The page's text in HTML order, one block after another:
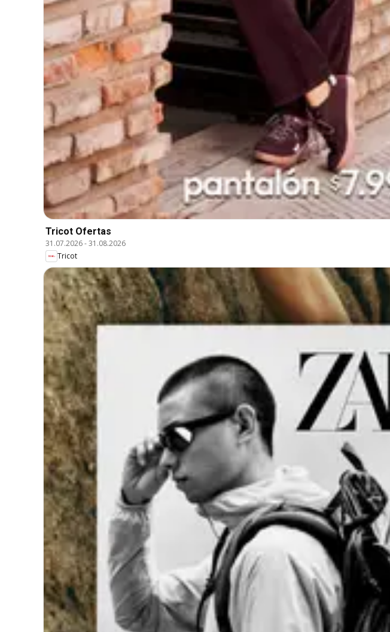
Tricot Ofertas
31.07.2026-31.08.2026
Tricot